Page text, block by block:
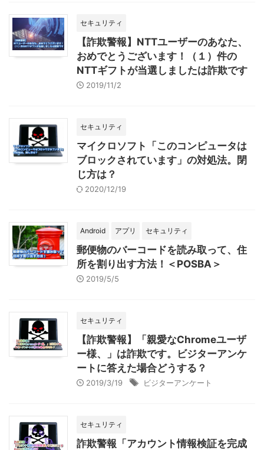
セキュリティ
【詐欺警報】NTTユーザーのあなた、
おめでとうございます！（１）件の
NTTギフトが当選しましたは詐欺です
2019/11/2
セキュリティ
マイクロソフト「このコンピュータは
ブロックされています」の対処法。閉
じ方は？
2020/12/19
Android アプリ セキュリティ
郵便物のバーコードを読み取って、住
所を割り出す方法！＜POSBA＞
2019/5/5
セキュリティ
【詐欺警報】「親愛なChromeユーザ
ー様、」は詐欺です。ビジターアンケ
ートに答えた場合どうする？
2019/3/19 ビジターアンケート
セキュリティ
詐欺警報「アカウント情報検証を完成